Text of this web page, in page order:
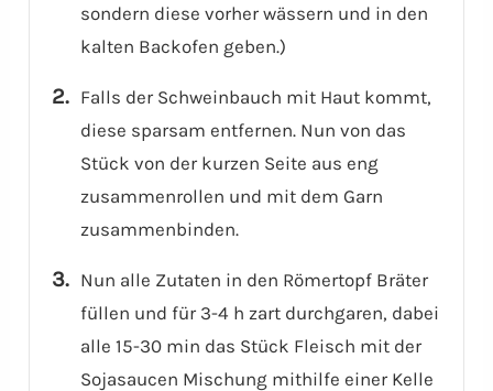
sondern diese vorher wässern und in den
kalten Backofen geben.)
Falls der Schweinbauch mit Haut kommt,
diese sparsam entfernen. Nun von das
Stück von der kurzen Seite aus eng
zusammenrollen und mit dem Garn
zusammenbinden.
Nun alle Zutaten in den Römertopf Bräter
füllen und für 3-4 h zart durchgaren, dabei
alle 15-30 min das Stück Fleisch mit der
Sojasaucen Mischung mithilfe einer Kelle